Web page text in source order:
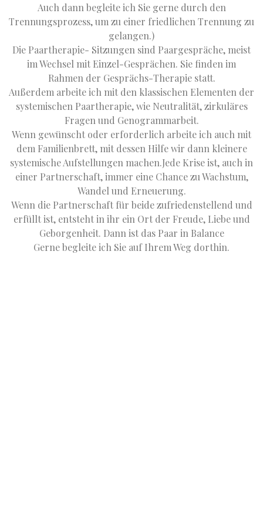
Auch dann begleite ich Sie gerne durch den
Trennungsprozess, um zu einer friedlichen Trennung zu
gelangen.)
Die Paartherapie- Sitzungen sind Paargespräche, meist
im Wechsel mit Einzel-Gesprächen. Sie finden im
Rahmen der Gesprächs-Therapie statt.
Außerdem arbeite ich mit den klassischen Elementen der
systemischen Paartherapie, wie Neutralität, zirkuläres
Fragen und Genogrammarbeit.
Wenn gewünscht oder erforderlich arbeite ich auch mit
dem Familienbrett, mit dessen Hilfe wir dann kleinere
systemische Aufstellungen machen.Jede Krise ist, auch in
einer Partnerschaft, immer eine Chance zu Wachstum,
Wandel und Erneuerung.
Wenn die Partnerschaft für beide zufriedenstellend und
erfüllt ist, entsteht in ihr ein Ort der Freude, Liebe und
Geborgenheit. Dann ist das Paar in Balance
Gerne begleite ich Sie auf Ihrem Weg dorthin.